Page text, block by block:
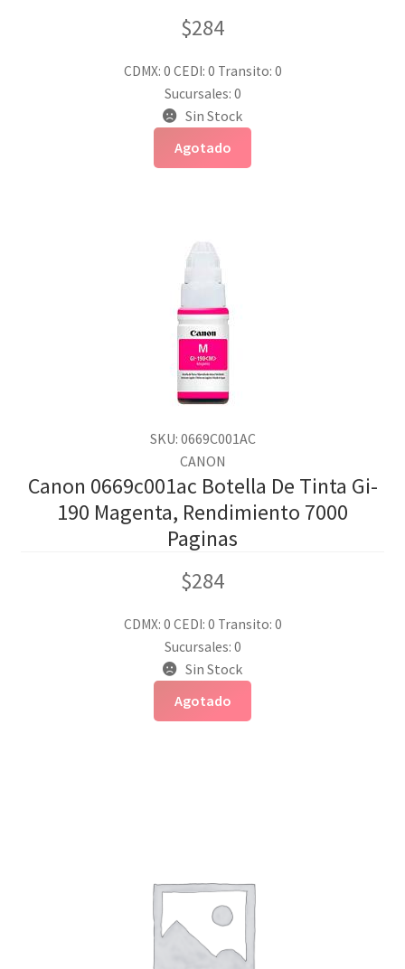
$284
CDMX: 0 CEDI: 0 Transito: 0
Sucursales: 0
Sin Stock
Agotado
SKU: 0669C001AC
CANON
Canon 0669c001ac Botella De Tinta Gi-
190 Magenta, Rendimiento 7000
Paginas
$284
CDMX: 0 CEDI: 0 Transito: 0
Sucursales: 0
Sin Stock
Agotado